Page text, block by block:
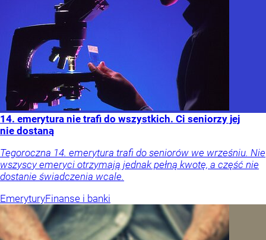
14. emerytura nie trafi do wszystkich. Ci seniorzy jej
nie dostaną
Tegoroczna 14. emerytura trafi do seniorów we wrześniu. Nie
wszyscy emeryci otrzymają jednak pełną kwotę, a część nie
dostanie świadczenia wcale.
EmeryturyFinanse i banki